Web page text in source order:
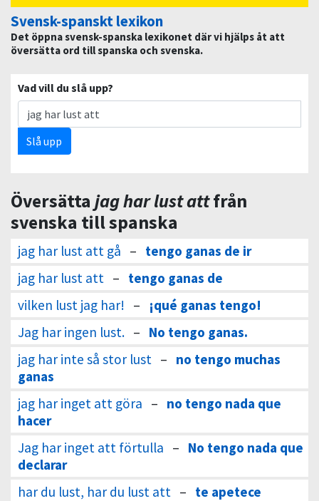
Svensk-spanskt lexikon
Det öppna svensk-spanska lexikonet där vi hjälps åt att
översätta ord till spanska och svenska.
Vad vill du slå upp?
Slå upp
Översätta jag har lust attfrån
svenska till spanska
jag har lust att gå – tengo ganas de ir
jag har lust att – tengo ganas de
vilken lust jag har! –
¡qué ganas tengo!
Jag har ingen lust. – No tengo ganas.
jag har inte så stor lust – no tengo muchas
ganas
jag har inget att göra – no tengo nada que
hacer
Jag har inget att förtulla – No tengo nada que
declarar
har du lust, har du lust att – te apetece